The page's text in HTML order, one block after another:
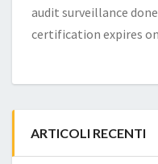
audit surveillance done
certification expires
ARTICOLI RECENTI